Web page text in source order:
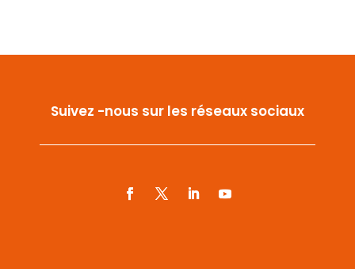
Suivez -nous sur les réseaux sociaux